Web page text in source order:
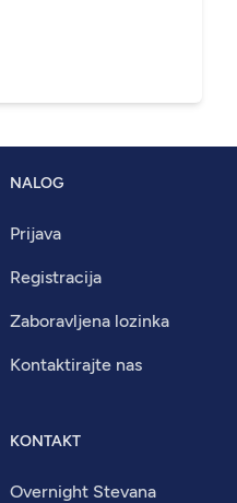
NALOG
Prijava
Registracija
Zaboravljena lozinka
Kontaktirajte nas
KONTAKT
Overnight Stevana